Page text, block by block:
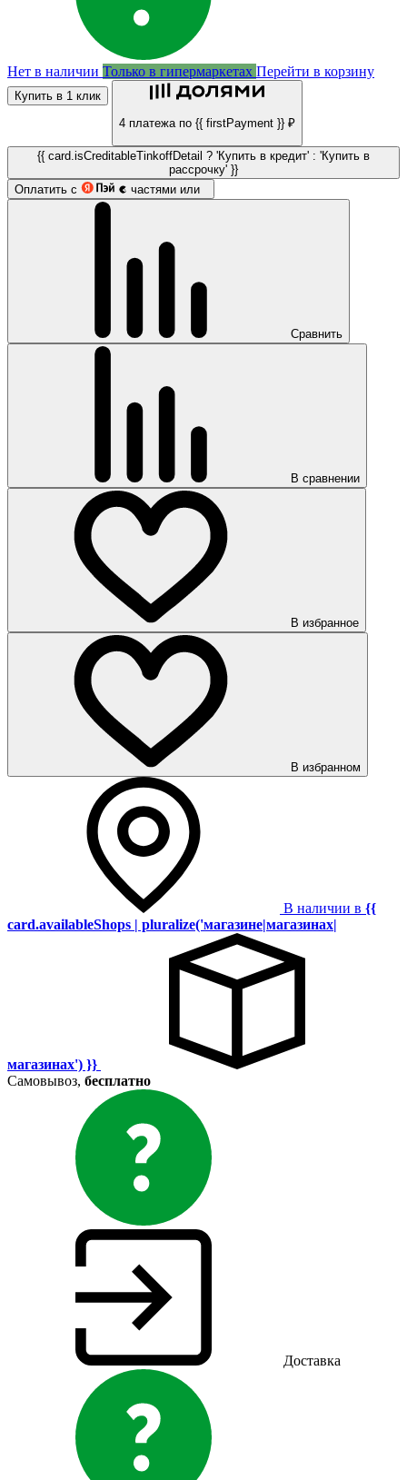
Нет в наличии Только в гипермаркетах Перейти в корзину
Купить в 1 клик
4 платежа по {{ firstPayment }} ₽
{{ card.isCreditableTinkoffDetail ? 'Купить в кредит' : 'Купить в
рассрочку' }}
Оплатить с
частями или
Сравнить
В сравнении
В избранное
В избранном
В наличии в {{
card.availableShops | pluralize('магазине|магазинах|
магазинах') }}
Самовывоз, бесплатно
Доставка